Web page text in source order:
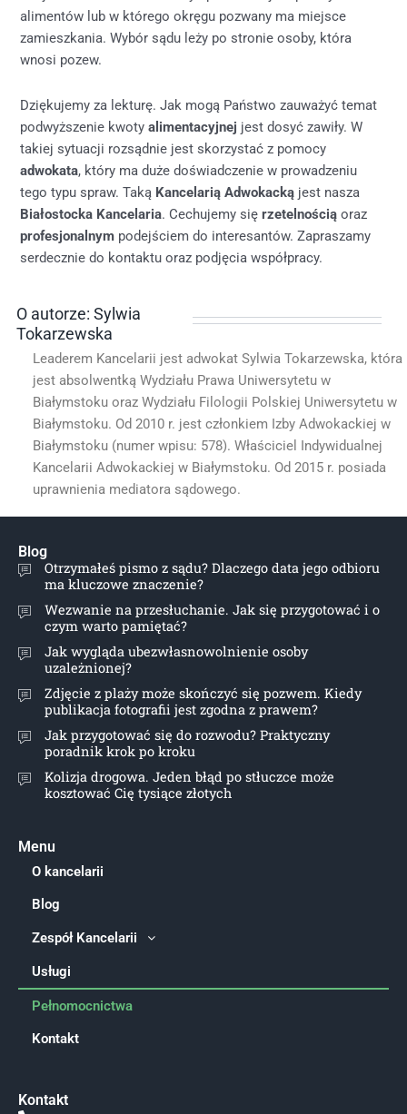
alimentów lub w którego okręgu pozwany ma miejsce
zamieszkania. Wybór sądu leży po stronie osoby, która
wnosi pozew.
Dziękujemy za lekturę. Jak mogą Państwo zauważyć temat
podwyższenie kwotyalimentacyjnej jest dosyć zawiły. W
takiej sytuacji rozsądnie jest skorzystać z pomocy
adwokata, który ma duże doświadczenie w prowadzeniu
tego typu spraw. Taką Kancelarią Adwokacką jest nasza
Białostocka Kancelaria. Cechujemy sięrzetelnością oraz
profesjonalnym podejściem do interesantów. Zapraszamy
serdecznie do kontaktu oraz podjęcia współpracy.
O autorze: Sylwia
Tokarzewska
Leaderem Kancelarii jest adwokat Sylwia Tokarzewska, która
jest absolwentką Wydziału Prawa Uniwersytetu w
Białymstoku oraz Wydziału Filologii Polskiej Uniwersytetu w
Białymstoku. Od 2010 r. jest członkiem Izby Adwokackiej w
Białymstoku (numer wpisu: 578). Właściciel Indywidualnej
Kancelarii Adwokackiej w Białymstoku. Od 2015 r. posiada
uprawnienia mediatora sądowego.
Blog
Otrzymałeś pismo z sądu? Dlaczego data jego odbioru
ma kluczowe znaczenie?
Wezwanie na przesłuchanie. Jak się przygotować i o
czym warto pamiętać?
Jak wygląda ubezwłasnowolnienie osoby
uzależnionej?
Zdjęcie z plaży może skończyć się pozwem. Kiedy
publikacja fotografii jest zgodna z prawem?
Jak przygotować się do rozwodu? Praktyczny
poradnik krok po kroku
Kolizja drogowa. Jeden błąd po stłuczce może
kosztować Cię tysiące złotych
Menu
O kancelarii
Blog
Zespół Kancelarii
Usługi
Pełnomocnictwa
Kontakt
Kontakt